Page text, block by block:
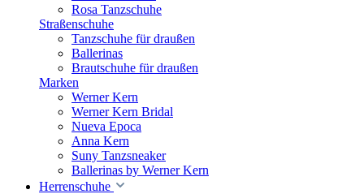
Rosa Tanzschuhe
Straßenschuhe
Tanzschuhe für draußen
Ballerinas
Brautschuhe für draußen
Marken
Werner Kern
Werner Kern Bridal
Nueva Epoca
Anna Kern
Suny Tanzsneaker
Ballerinas by Werner Kern
Herrenschuhe